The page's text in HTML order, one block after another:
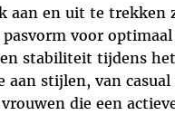
aan en uit te trekken
pasvorm voor
en stabiliteit tijdens
aan stijlen, van
die een